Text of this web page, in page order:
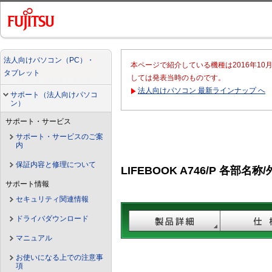
法人向けパソコン（PC）・
タブレット
サポート（法人向けパソコ
ン）
サポート・サービス
サポート・サービスのご案
内
保証内容と修理について
サポート情報
セキュリティ関連情報
ドライバダウンロード
マニュアル
お使いになる上での注意事
項
本ページで紹介している機種は2016年10
しては発表当時のものです。
法人向けパソコン 最新ラインナップ へ
LIFEBOOK A746/P 各部名称/